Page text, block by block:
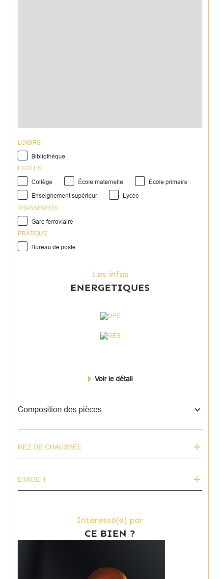
LOISIRS
Bibliothèque
ECOLES
Collège
École maternelle École primaire
Enseignement supérieur
Lycée
TRANSPORTS
Gare ferroviaire
PRATIQUE
Bureau de poste
Les infos
ENERGETIQUES
Voir le détail
Composition des pièces
REZ DE CHAUSSÉE
ETAGE 1
Intéressé(e) par
CE BIEN ?